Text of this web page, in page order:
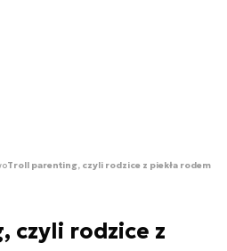
Troll parenting, czyli rodzice z piekła rodem
czyli rodzice z